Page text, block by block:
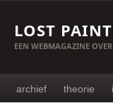
LOST
EEN WEBMAGAZINE
archief theorie